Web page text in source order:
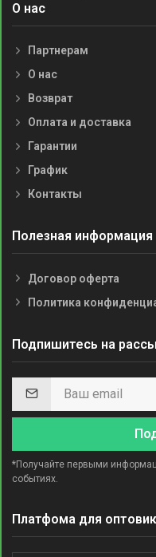
О нас
Партнерам
О нас
Возврат
Оплата и доставка
Гарантии
График
Контакты
Полезная информация
Договор оферта
Политика
Подпишитесь на
*Получайте первыми
событиях.
Платфома для